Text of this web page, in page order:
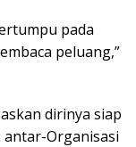
pada
peluang,”
dirinya siap
Organisasi